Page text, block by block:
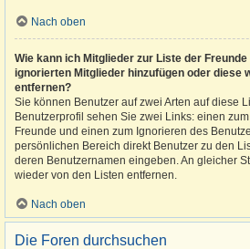
Nach oben
Wie kann ich Mitglieder zur Liste der
ignorierten Mitglieder hinzufügen oder diese
entfernen?
Sie können Benutzer auf zwei Arten auf diese
Benutzerprofil sehen Sie zwei Links: einen
Freunde und einen zum Ignorieren des
persönlichen Bereich direkt Benutzer zu den
deren Benutzernamen eingeben. An gleicher
wieder von den Listen entfernen.
Nach oben
Die Foren durchsuchen